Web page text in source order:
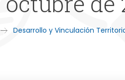
Desarrollo y Vinculación